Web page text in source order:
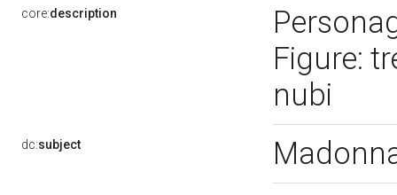
core:description
Figure:
nubi
dc:subject